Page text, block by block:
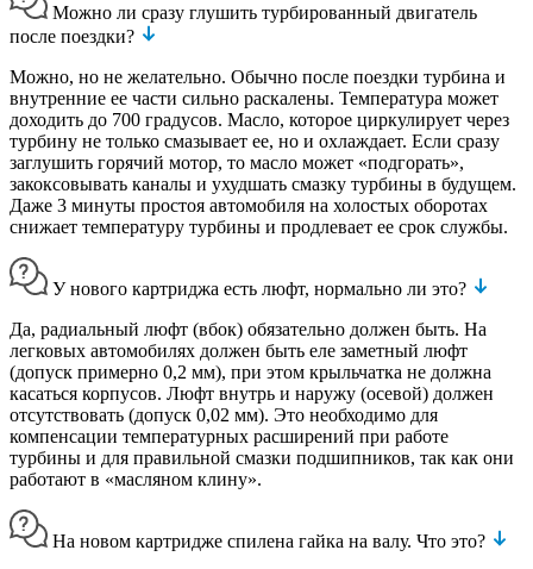
Можно ли сразу глушить турбированный двигатель
после поездки?
Можно, но не желательно. Обычно после поездки турбина и
внутренние ее части сильно раскалены. Температура может
доходить до 700 градусов. Масло, которое циркулирует через
турбину не только смазывает ее, но и охлаждает. Если сразу
заглушить горячий мотор, то масло может «подгорать»,
закоксовывать каналы и ухудшать смазку турбины в будущем.
Даже 3 минуты простоя автомобиля на холостых оборотах
снижает температуру турбины и продлевает ее срок службы.
У нового картриджа есть люфт, нормально ли это?
Да, радиальный люфт (вбок) обязательно должен быть. На
легковых автомобилях должен быть еле заметный люфт
(допуск примерно 0,2 мм), при этом крыльчатка не должна
касаться корпусов. Люфт внутрь и наружу (осевой) должен
отсутствовать (допуск 0,02 мм). Это необходимо для
компенсации температурных расширений при работе
турбины и для правильной смазки подшипников, так как они
работают в «масляном клину».
На новом картридже спилена гайка на валу. Что это?